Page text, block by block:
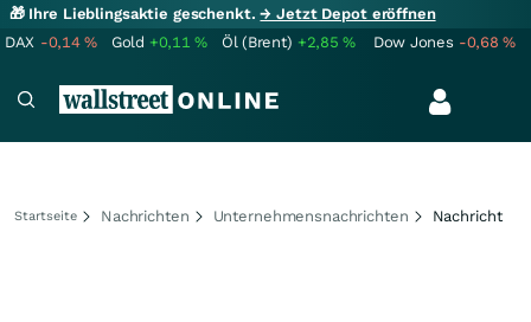
🎁 Ihre Lieblingsaktie geschenkt.→ Jetzt Depot eröffnen
DAX -0,14% Gold +0,11% Öl (Brent) +2,85% Dow Jones -0,68%
Startseite Nachrichten Unternehmensnachrichten Nachricht